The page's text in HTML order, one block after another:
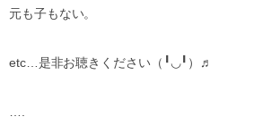
元も子もない。
etc… 是非お聴きください（ ╹◡╹ ）♬